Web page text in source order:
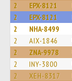
2 EPX-8121
2 EPX-8121
2 NHA-8499
2 AIX-1846
2 ZNA-9978
2 INY-3800
2 XEH-8317